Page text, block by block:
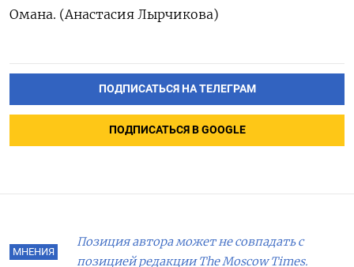
Омана. (Анастасия Лырчикова)
ПОДПИСАТЬСЯ НА ТЕЛЕГРАМ
ПОДПИСАТЬСЯ В GOOGLE
МНЕНИЯ
Позиция автора может не совпадать с
позицией редакции The Moscow Times.